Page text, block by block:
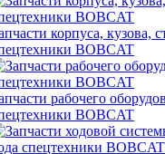
корпуса, кузова,
BOBCAT
рабочего
BOBCAT